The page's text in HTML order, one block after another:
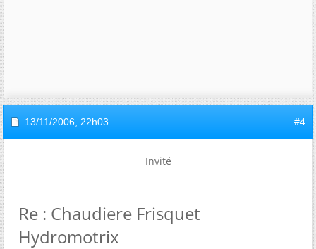
13/11/2006, 22h03 #4
Invité
Re : Chaudiere Frisquet
Hydromotrix